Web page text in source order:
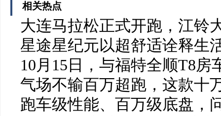
相关热点
大连马拉松正式开跑，江铃
星途星纪元以超舒适诠释生
10月15日，与福特全顺T8房
气场不输百万超跑，这款十
跑车级性能、百万级底盘，